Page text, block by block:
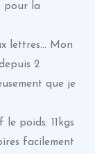
pour la
lettres… Mon
2
que je
poids: 11kgs
facilement